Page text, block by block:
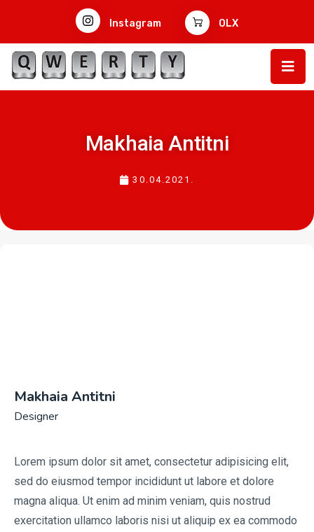
Instagram OLX
Makhaia Antitni
30.04.2021.
Makhaia Antitni
Designer
Lorem ipsum dolor sit amet, consectetur adipisicing elit,
sed do eiusmod tempor incididunt ut labore et dolore
magna aliqua. Ut enim ad minim veniam, quis nostrud
exercitation ullamco laboris nisi ut aliquip ex ea commodo